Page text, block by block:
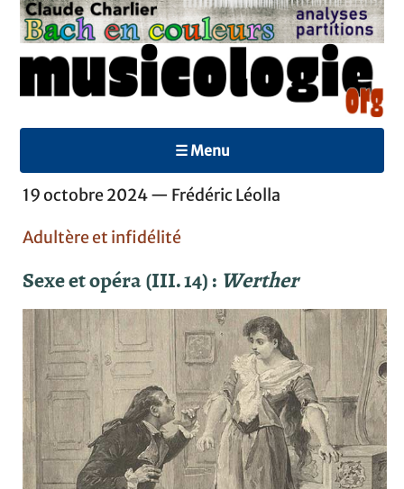
☰ Menu
19 octobre 2024 — Frédéric Léolla
Adultère et infidélité
Sexe et opéra (III. 14) : Werther